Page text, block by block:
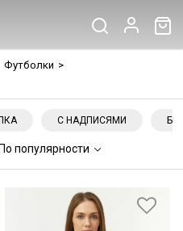
Футболки >
С НАДПИСЯМИ
По популярности